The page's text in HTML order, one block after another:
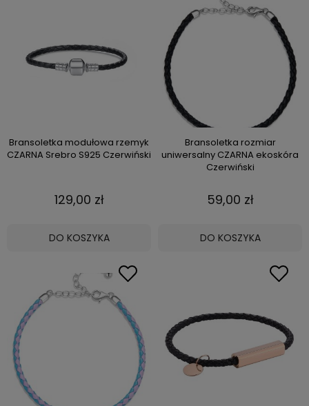
Bransoletka modułowa rzemyk
CZARNA Srebro S925 Czerwiński
129,00 zł
DO KOSZYKA
Bransoletka rozmiar
uniwersalny CZARNA ekoskóra
Czerwiński
59,00 zł
DO KOSZYKA